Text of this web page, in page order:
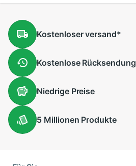
Kostenloserversand*
KostenloseRücksendung
NiedrigePreise
5 Millionen Produkte